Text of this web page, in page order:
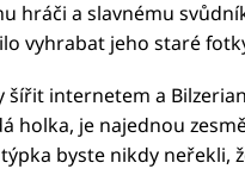
hráči a slavnému
vyhrabat jeho staré
šířit internetem a
holka, je najednou
byste nikdy neřekli,